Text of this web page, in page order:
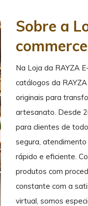
Sobre a
commerce
Na Loja da RAYZA
catálogos da
originais para
artesanato. Desde
para clientes de
segura,
rápido e eficiente.
produtos com
constante com a
virtual, somos